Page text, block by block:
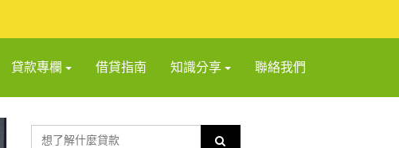
貸款專欄 借貸指南 知識分享 聯絡我們